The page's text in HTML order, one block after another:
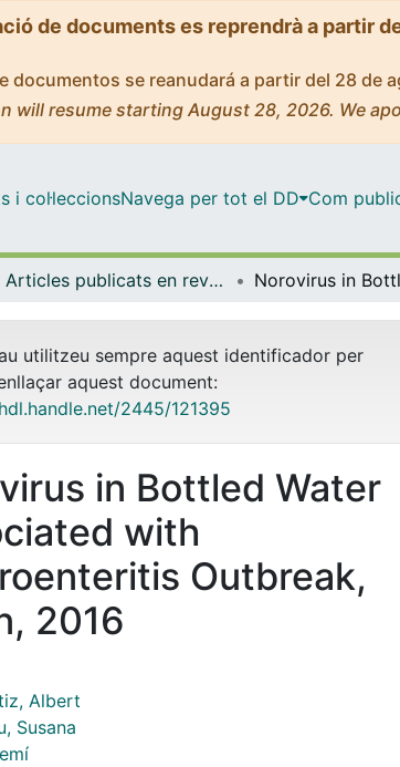
de documents es reprendrà a partir
documentos se reanudará a partir del 28 de
will resume starting August 28, 2026. We
i col·leccionsNavega per tot el DD Com
Articles publicats en revistes (Genètica, Microbiologia i Estadística)
utilitzeu sempre aquest identificador per
aquest document:
2445/121395
in Bottled Water
with
Outbreak,
2016
Albert
Susana